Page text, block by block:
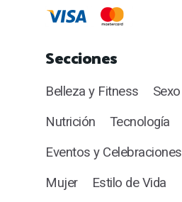
Secciones
Belleza y Fitness Sexo
Nutrición
Tecnología
Eventos y Celebraciones
Mujer
Estilo de Vida